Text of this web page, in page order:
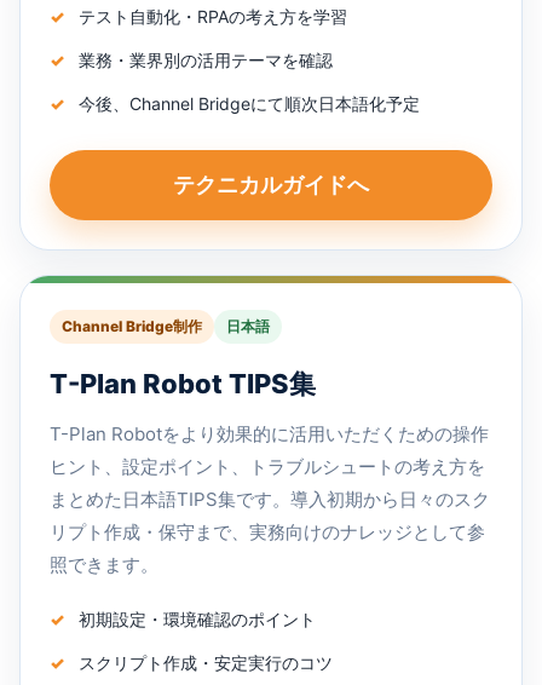
テスト自動化・RPAの考え方を学習
業務・業界別の活用テーマを確認
今後、Channel Bridgeにて順次日本語化予定
テクニカルガイドへ
Channel Bridge制作 日本語
T-Plan Robot TIPS集
T-Plan Robotをより効果的に活用いただくための操作
ヒント、設定ポイント、トラブルシュートの考え方を
まとめた日本語TIPS集です。導入初期から日々のスク
リプト作成・保守まで、実務向けのナレッジとして参
照できます。
初期設定・環境確認のポイント
スクリプト作成・安定実行のコツ